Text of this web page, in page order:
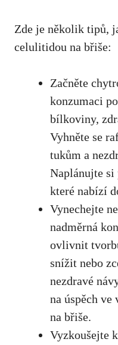
Zde je několik tipů,
celulitidou na břiše:
Začněte
konzumaci
bílkoviny,
Vyhněte se
tukům a
Naplánujte si
které nabízí
Vynechejte
nadměrná
ovlivnit
snížit nebo
nezdravé
na úspěch
na břiše.
Vyzkoušejte